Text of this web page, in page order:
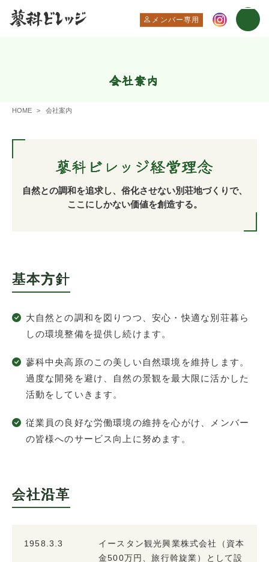
メンバー専用
会社案内
HOME 会社案内
蓼科ビレッジ経営理念
自然との調和を追求し、俗化させない別荘地づくりで、
ここにしかない価値を創造する。
基本方針
大自然との調和を図りつつ、安心・快適な別荘暮ら
しの環境整備を提供し続けます。
蓼科中央高原のこの美しい自然環境を維持します。
過度な開発を避け、自然の景観を最大限に活かした
活動をしていきます。
従業員の良好な労働環境の維持を心がけ、メンバー
の皆様へのサービス向上に努めます。
会社沿革
1958.3.3
イースタン観光興業株式会社（資本
金500万円、旅行斡旋業）として設